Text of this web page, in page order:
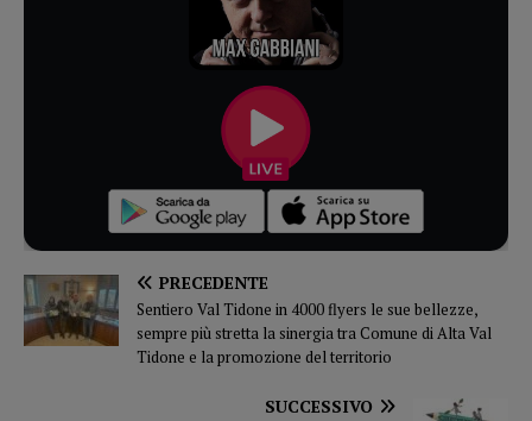
PRECEDENTE
Sentiero Val Tidone in 4000 flyers le sue bellezze,
sempre più stretta la sinergia tra Comune di Alta Val
Tidone e la promozione del territorio
SUCCESSIVO